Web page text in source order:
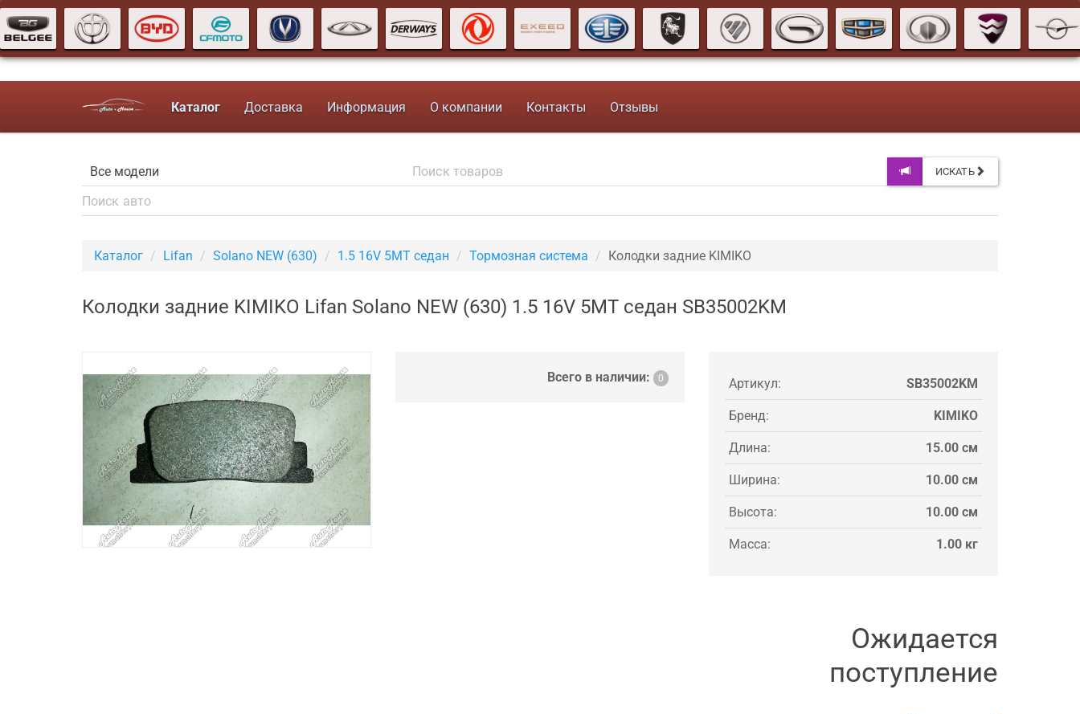
Каталог Доставка Информация О компании Контакты Отзывы
ИСКАТЬ
Каталог Lifan Solano NEW (630) 1.5 16V 5MT седан Тормозная система Колодки задние KIMIKO
Колодки задние KIMIKO Lifan Solano NEW (630) 1.5 16V 5MT седан SB35002KM
Всего в наличии: 0 Артикул: SB35002KM
Бренд: KIMIKO
Длина: 15.00 см
Ширина: 10.00 см
Высота: 10.00 см
Масса: 1.00 кг
Ожидается
поступление